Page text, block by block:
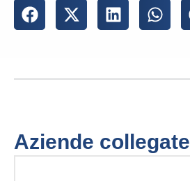
Aziende collegate